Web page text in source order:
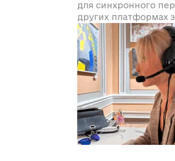
для синхронного
других платформах